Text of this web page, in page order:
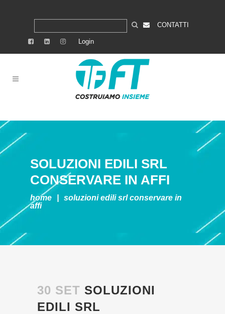
CONTATTI
Login
SOLUZIONI EDILI SRL
CONSERVARE IN AFFI
home soluzioni edili srlconservare in
affi
30 SET SOLUZIONI
EDILI SRL